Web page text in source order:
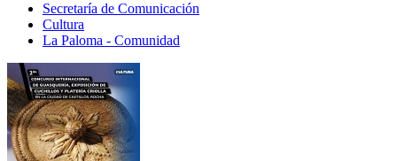
Secretaría de Comunicación
Cultura
La Paloma - Comunidad